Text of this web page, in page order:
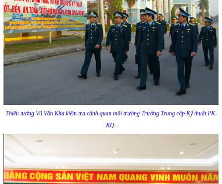
Thiếu tướng Vũ Văn Kha kiểm tra cảnh quan môi trường Trường Trung cấp Kỹ thuật PK-
KQ.